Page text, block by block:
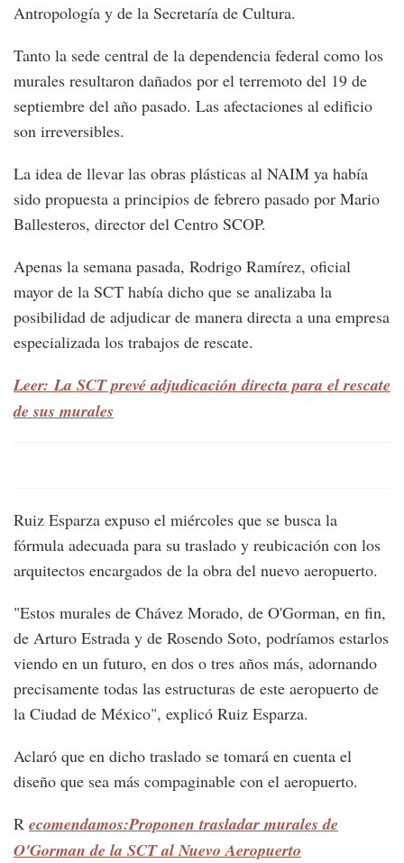
Antropología y de la Secretaría de Cultura.
Tanto la sede central de la dependencia federal como los
murales resultaron dañados por el terremoto del 19 de
septiembre del año pasado. Las afectaciones al edificio
son irreversibles.
La idea de llevar las obras plásticas al NAIM ya había
sido propuesta a principios de febrero pasado por Mario
Ballesteros, director del Centro SCOP.
Apenas la semana pasada, Rodrigo Ramírez, oficial
mayor de la SCT había dicho que se analizaba la
posibilidad de adjudicar de manera directa a una empresa
especializada los trabajos de rescate.
Leer: La SCT prevé adjudicación directa para el rescate
de sus murales
Ruiz Esparza expuso el miércoles que se busca la
fórmula adecuada para su traslado y reubicación con los
arquitectos encargados de la obra del nuevo aeropuerto.
"Estos murales de Chávez Morado, de O'Gorman, en fin,
de Arturo Estrada y de Rosendo Soto, podríamos estarlos
viendo en un futuro, en dos o tres años más, adornando
precisamente todas las estructuras de este aeropuerto de
la Ciudad de México", explicó Ruiz Esparza.
Aclaró que en dicho traslado se tomará en cuenta el
diseño que sea más compaginable con el aeropuerto.
R ecomendamos:Proponen trasladar murales de
O'Gorman de la SCT al Nuevo Aeropuerto